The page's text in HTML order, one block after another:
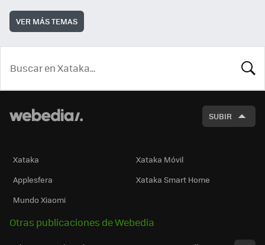
VER MÁS TEMAS
SUBIR
Xataka
Xataka Móvil
Applesfera
Xataka Smart Home
Mundo Xiaomi
Otras publicaciones de Webedia